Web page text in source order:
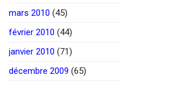
mars 2010 (45)
février 2010 (44)
janvier 2010 (71)
décembre 2009 (65)